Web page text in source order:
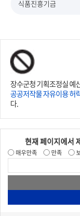
식품진흥기금
장수군청 기획조정실 예
공공저작물 자유이용 허
다.
현재 페이지에서
매우만족 만족